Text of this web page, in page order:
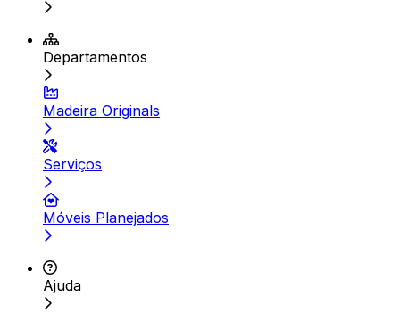
Departamentos
Madeira Originals
Serviços
Móveis Planejados
Ajuda